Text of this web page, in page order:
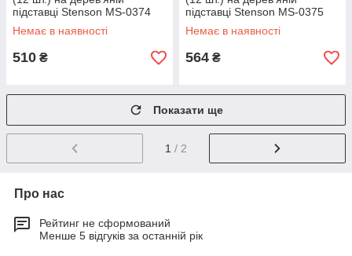
підставці Stenson MS-0374
Немає в наявності
510 ₴
підставці Stenson MS-0375
Немає в наявності
564 ₴
Показати ще
1 / 2
Про нас
Рейтинг не сформований
Менше 5 відгуків за останній рік